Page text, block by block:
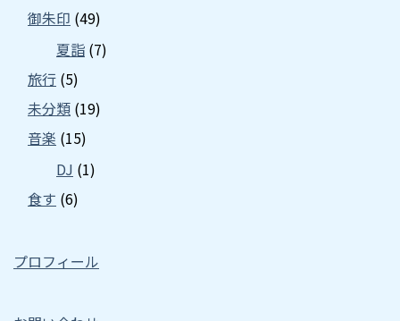
御朱印 (49)
夏詣 (7)
旅行 (5)
未分類 (19)
音楽 (15)
DJ (1)
食す (6)
プロフィール